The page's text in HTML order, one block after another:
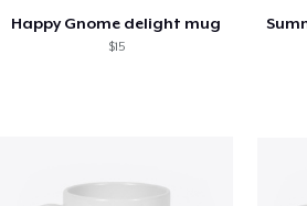
Happy Gnome delight mug
$15